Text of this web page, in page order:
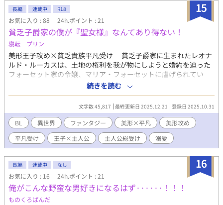
15
長編 連載中 R18
お気に入り : 88 24h.ポイント : 21
貧乏子爵家の僕が『聖女様』なんてあり得ない！
寝転 プリン
美形王子攻め×貧乏貴族平凡受け 貧乏子爵家に生まれたレオナ
ルド・ルーカスは、土地の権利を我が物にしようと婚約を迫った
フォーセット家の令嬢、マリア・フォーセットに虐げられてい
た。 しかし、彼の家が貧乏な理由は、領民に住みやすい環境を
整えたいと父が税を格安にしている為だったのだ。 そんな誇ら
しい父と優しい母にちょっと過保護気味に育てられたレオナルド
は、当然貴族間の駆け引きなんて知る由もない。 良くも悪くも
純粋に育った彼に待ち受けていたのは"凍てつく仮面"と恐れられ
てきた、スペディナ王国第二王子のアルト・スターリッジとの出
会いであった。 自分を利用しようと企み近づいてくる人間に辟
易していたアルトは、レオナルドの媚びへつらわない純粋な姿に
心を奪われてしまう。 そしてレオナルドの現状を知ったアルト
は、こんな提案をするのだ。 「そんな扱いを受けるぐらいなら、
私が君の身柄を引き受けよう」 心優しい主人公レオナルドに出
会い、自分の感情を隠し続けたアルトが心を開いていく純愛スト
ーリー。 第13回BL大賞エントリー作品です。 もしよければお気
続きを読む
文字数 45,817 最終更新日 2025.12.21 登録日 2025.10.31
BL 異世界 ファンタジー 美形×平凡
美形攻め
平凡受け
王子×主人公 主人公総受け 溺愛
16
長編 連載中 なし
お気に入り : 16 24h.ポイント : 21
俺がこんな野蛮な男好きになるはず······！！！
ものくろぱんだ